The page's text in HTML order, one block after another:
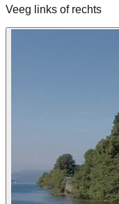
Veeg links of rechts